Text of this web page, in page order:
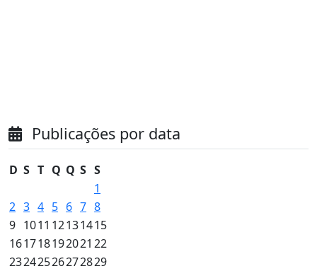
Publicações por data
D S T Q Q S S
1
2 3 4 5 6 7 8
9 1011 12131415
161718192021 22
23242526272829